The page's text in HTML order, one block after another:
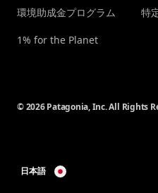
環境助成金プログラム
1% for the Planet
特
© 2026 Patagonia, Inc. All Rights
日本語